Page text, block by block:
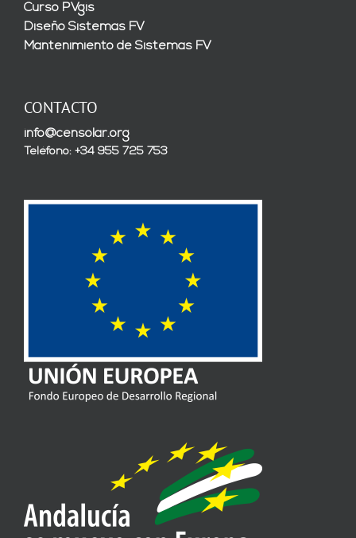
Curso PVgis
Diseño Sistemas FV
Mantenimiento de Sistemas FV
CONTACTO
info@censolar.org
Teléfono: +34 955 725 753